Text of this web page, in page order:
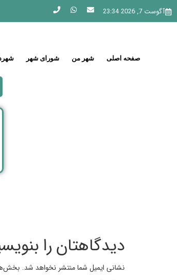
آگوست 7, 2026 23:34
صفحه اصلی شهر من شورای شهر
دیدگاهتان را
نشانی ایمیل شما منتشر نخواهد شد.